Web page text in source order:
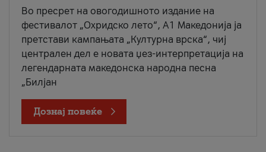
Во пресрет на овогодишното издание на
фестивалот „Охридско лето“, А1 Македонија ја
претстави кампањата „Културна врска“, чиј
централен дел е новата џез-интерпретација на
легендарната македонска народна песна
„Билјан
Дознај повеќе